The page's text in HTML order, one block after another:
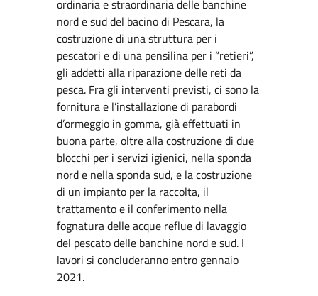
ordinaria e straordinaria delle banchine
nord e sud del bacino di Pescara, la
costruzione di una struttura per i
pescatori e di una pensilina per i “retieri”,
gli addetti alla riparazione delle reti da
pesca. Fra gli interventi previsti, ci sono la
fornitura e l’installazione di parabordi
d’ormeggio in gomma, già effettuati in
buona parte, oltre alla costruzione di due
blocchi per i servizi igienici, nella sponda
nord e nella sponda sud, e la costruzione
di un impianto per la raccolta, il
trattamento e il conferimento nella
fognatura delle acque reflue di lavaggio
del pescato delle banchine nord e sud. I
lavori si concluderanno entro gennaio
2021.